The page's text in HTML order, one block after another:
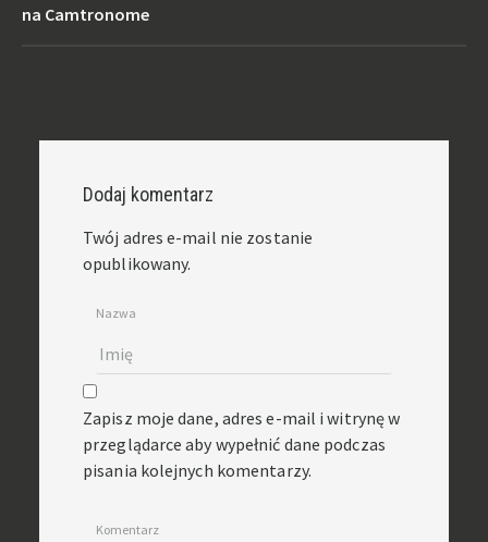
na Camtronome
Dodaj komentarz
Twój adres e-mail nie zostanie
opublikowany.
Nazwa
Zapisz moje dane, adres e-mail i witrynę w
przeglądarce aby wypełnić dane podczas
pisania kolejnych komentarzy.
Komentarz